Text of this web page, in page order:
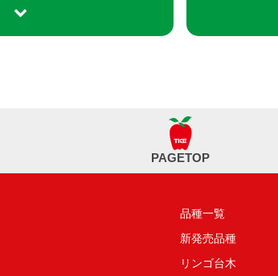
PAGETOP
品種一覧
新発売品種
リンゴ台木